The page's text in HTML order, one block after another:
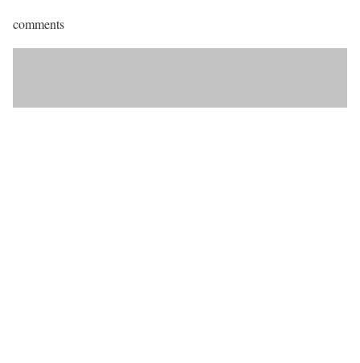
comments